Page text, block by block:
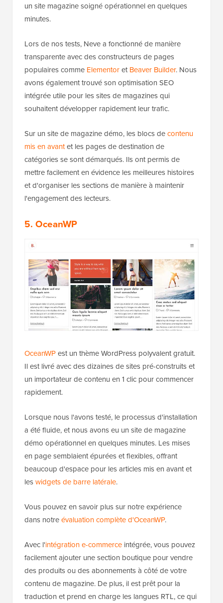
un site magazine soigné opérationnel en quelques
minutes.
Lors de nos tests, Neve a fonctionné de manière
transparente avec des constructeurs de pages
populaires comme ElementoretBeaver Builder. Nous
avons également trouvé son optimisation SEO
intégrée utile pour les sites de magazines qui
souhaitent développer rapidement leur trafic.
Sur un site de magazine démo, les blocs decontenu
mis en avantet les pages de destination de
catégories se sont démarqués. Ils ont permis de
mettre facilement en évidence les meilleures histoires
et d'organiser les sections de manière à maintenir
l'engagement des lecteurs.
5. OceanWP
OceanWPest un thème WordPress polyvalent gratuit.
Il est livré avec des dizaines de sites pré-construits et
un importateur de contenu en 1 clic pour commencer
rapidement.
Lorsque nous l'avons testé, le processus d'installation
a été fluide, et nous avons eu un site de magazine
démo opérationnel en quelques minutes. Les mises
en page semblaient épurées et flexibles, offrant
beaucoup d'espace pour les articles mis en avant et
leswidgets de barre latérale.
Vous pouvez en savoir plus sur notre expérience
dans notreévaluation complète d'OceanWP.
Avec l'intégration e-commerce intégrée, vous pouvez
facilement ajouter une section boutique pour vendre
des produits ou des abonnements à côté de votre
contenu de magazine. De plus, il est prêt pour la
traduction et prend en charge les langues RTL, ce qui